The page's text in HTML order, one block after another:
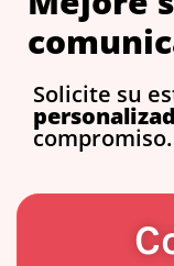
Solicite su
compromiso.